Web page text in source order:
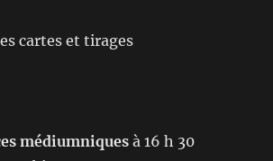
cartes et tirages
médiumniques à 16 h 30